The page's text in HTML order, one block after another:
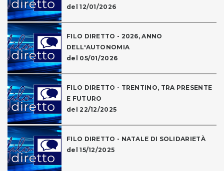
del 12/01/2026
FILO DIRETTO - 2026, ANNO
DELL'AUTONOMIA
del 05/01/2026
FILO DIRETTO - TRENTINO, TRA PRESENTE
E FUTURO
del 22/12/2025
FILO DIRETTO - NATALE DI SOLIDARIETÀ
del 15/12/2025